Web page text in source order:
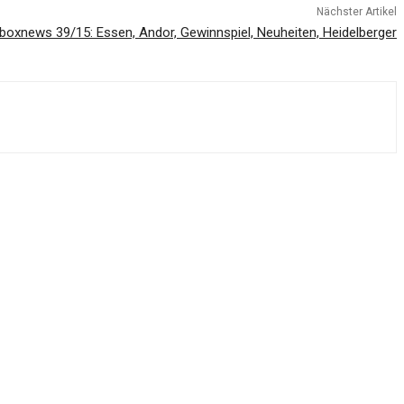
Nächster Artikel
39/15: Essen, Andor, Gewinnspiel, Neuheiten, Heidelberger